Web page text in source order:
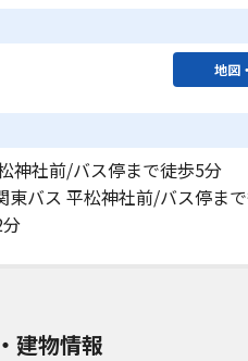
地図
神社前/バス停まで徒歩5分
バス 平松神社前/バス停ま
建物情報